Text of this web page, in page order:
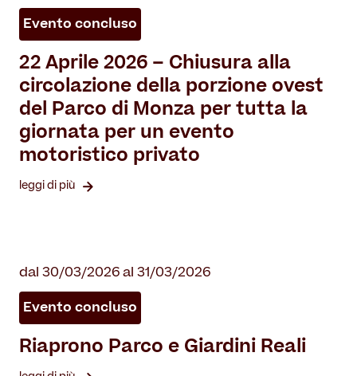
Evento concluso
22 Aprile 2026 – Chiusura alla
circolazione della porzione ovest
del Parco di Monza per tutta la
giornata per un evento
motoristico privato
leggi di più
dal 30/03/2026 al 31/03/2026
Evento concluso
Riaprono Parco e Giardini Reali